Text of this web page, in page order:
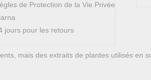
de Protection de la Vie Privée
jours pour les retours
mais des extraits de plantes utilisés en